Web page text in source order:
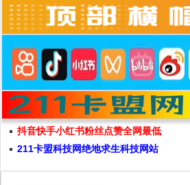
抖音快手小红书粉丝点赞全网最低
211卡盟科技网绝地求生科技网站